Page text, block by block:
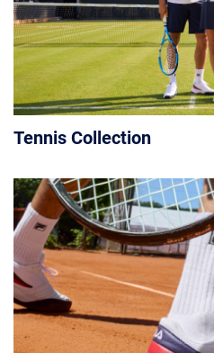
Tennis Collection